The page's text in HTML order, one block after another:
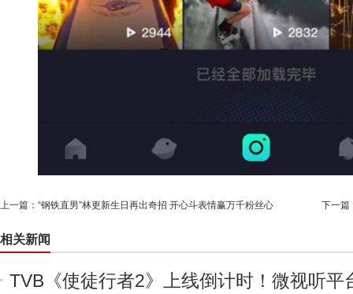
上一篇： “钢铁直男”林更新生日再出奇招 开心斗表情赢万千粉丝心 下一篇
相关新闻
TVB《使徒行者2》上线倒计时！微视听平